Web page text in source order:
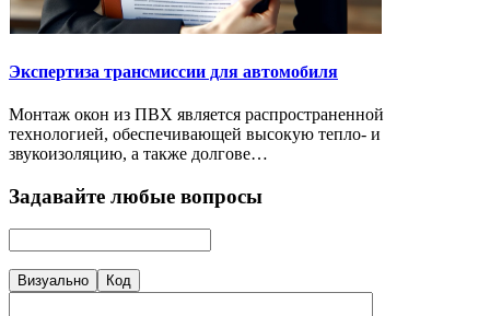
Экспертиза трансмиссии для автомобиля
Монтаж окон из ПВХ является распространенной
технологией, обеспечивающей высокую тепло- и
звукоизоляцию, а также долгове…
Задавайте любые вопросы
Визуально Код